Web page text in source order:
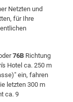
Netzten und
für Ihre
76B Richtung
Hotel ca. 250 m
ein, fahren
letzten 300 m
ca. 9